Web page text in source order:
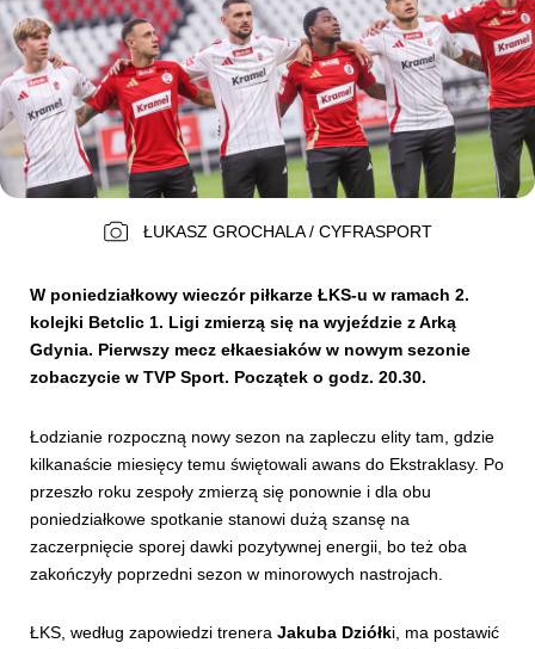
Dla mediów
Kibice
ŁUKASZ GROCHALA / CYFRASPORT
W poniedziałkowy wieczór piłkarze ŁKS-u w ramach 2.
kolejki Betclic 1. Ligi zmierzą się na wyjeździe z Arką
Gdynia. Pierwszy mecz ełkaesiaków w nowym sezonie
zobaczycie w TVP Sport. Początek o godz. 20.30.
Łodzianie rozpoczną nowy sezon na zapleczu elity tam, gdzie
kilkanaście miesięcy temu świętowali awans do Ekstraklasy. Po
przeszło roku zespoły zmierzą się ponownie i dla obu
poniedziałkowe spotkanie stanowi dużą szansę na
zaczerpnięcie sporej dawki pozytywnej energii, bo też oba
zakończyły poprzedni sezon w minorowych nastrojach.
ŁKS, według zapowiedzi trenera Jakuba Dziółki, ma postawić